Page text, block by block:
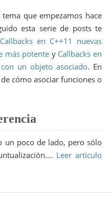
que empezamos hace
esta serie de posts te
Callbacks en C++11 nuevas
más potente y Callbacks en
un objeto asociado. En
cómo asociar funciones o
un poco de lado, pero sólo
Leer artículo